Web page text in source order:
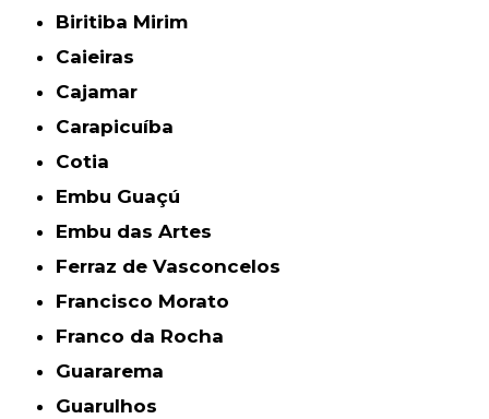
Biritiba Mirim
Caieiras
Cajamar
Carapicuíba
Cotia
Embu Guaçú
Embu das Artes
Ferraz de Vasconcelos
Francisco Morato
Franco da Rocha
Guararema
Guarulhos